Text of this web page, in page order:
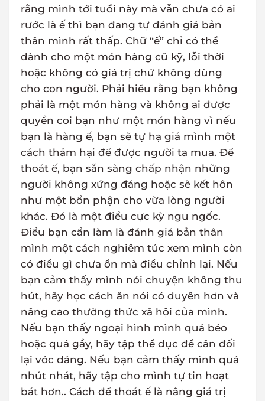
rằng mình tới tuổi này mà vẫn chưa có ai
rước là ế thì bạn đang tự đánh giá bản
thân mình rất thấp. Chữ “ế” chỉ có thể
dành cho một món hàng cũ kỹ, lỗi thời
hoặc không có giá trị chứ không dùng
cho con người. Phải hiểu rằng bạn không
phải là một món hàng và không ai được
quyền coi bạn như một món hàng vì nếu
bạn là hàng ế, bạn sẽ tự hạ giá mình một
cách thảm hại để được người ta mua. Để
thoát ế, bạn sẵn sàng chấp nhận những
người không xứng đáng hoặc sẽ kết hôn
như một bổn phận cho vừa lòng người
khác. Đó là một điều cực kỳ ngu ngốc.
Điều bạn cần làm là đánh giá bản thân
mình một cách nghiêm túc xem mình còn
có điều gì chưa ổn mà điều chỉnh lại. Nếu
bạn cảm thấy mình nói chuyện không thu
hút, hãy học cách ăn nói có duyên hơn và
nâng cao thường thức xã hội của mình.
Nếu bạn thấy ngoại hình mình quá béo
hoặc quá gầy, hãy tập thể dục để cân đối
lại vóc dáng. Nếu bạn cảm thấy mình quá
nhút nhát, hãy tập cho mình tự tin hoạt
bát hơn.. Cách để thoát ế là nâng giá trị